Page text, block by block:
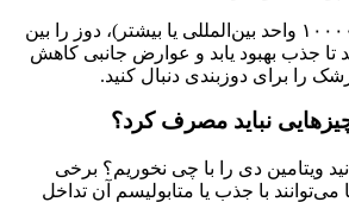
برای دوزهای بالا (مثلاً ۱۰۰۰۰ واحد بین‌المللی یا بیشتر)، دوز را بین
جذب بهبود یابد و عوارض جانبی کاهش
را برای دوزبندی دنبال کنید.
نباید مصرف کرد؟
ویتامین دی را با چی نخوریم؟ برخی
می‌توانند با جذب یا متابولیسم آن تداخل